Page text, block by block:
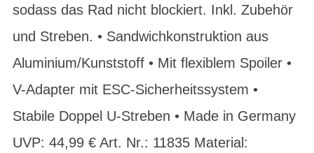
sodass das Rad nicht blockiert. Inkl. Zubehör
und Streben. • Sandwichkonstruktion aus
Aluminium/Kunststoff • Mit flexiblem Spoiler •
V-Adapter mit ESC-Sicherheitssystem •
Stabile Doppel U-Streben • Made in Germany
UVP: 44,99 € Art. Nr.: 11835 Material: